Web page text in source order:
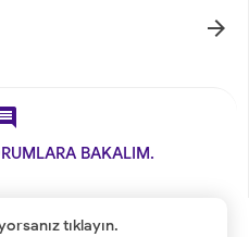

BAKALIM.
tıklayın.